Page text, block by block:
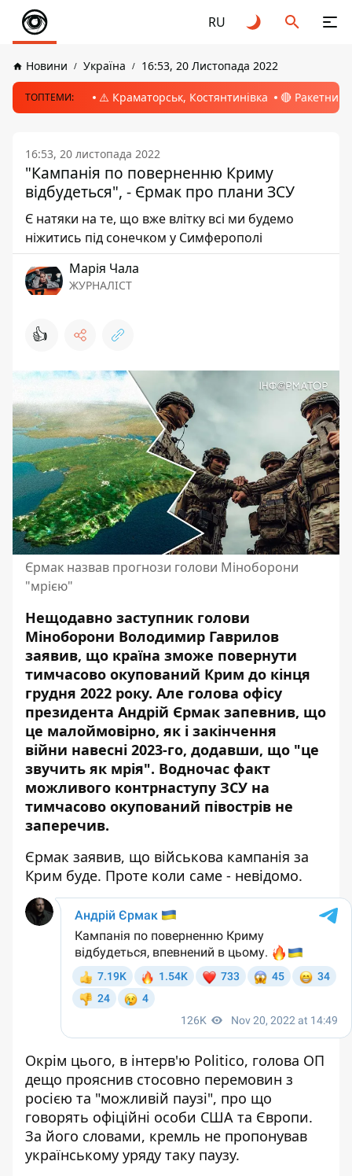
RU
Новини Україна 16:53, 20 Листопада 2022
ТОПТЕМИ: ⚠️ Краматорськ, Костянтинівка 🔴 Ракетний
16:53, 20 листопада 2022
"Кампанія по поверненню Криму
відбудеться", - Єрмак про плани ЗСУ
Є натяки на те, що вже влітку всі ми будемо
ніжитись під сонечком у Симферополі
Марія Чала
ЖУРНАЛІСТ
👍
Єрмак назвав прогнози голови Міноборони
"мрією"
Нещодавно заступник голови
Міноборони Володимир Гаврилов
заявив, що країна зможе повернути
тимчасово окупований Крим до кінця
грудня 2022 року. Але голова офісу
президента Андрій Єрмак запевнив, що
це малоймовірно, як і закінчення
війни навесні 2023-го, додавши, що "це
звучить як мрія". Водночас факт
можливого контрнаступу ЗСУ на
тимчасово окупований півострів не
заперечив.
Єрмак заявив, що військова кампанія за
Крим буде. Проте коли саме - невідомо.
Окрім цього, в інтерв'ю Politico, голова ОП
дещо прояснив стосовно перемовин з
росією та "можливій паузі", про що
говорять офіційні особи США та Європи.
За його словами, кремль не пропонував
українському уряду таку паузу.